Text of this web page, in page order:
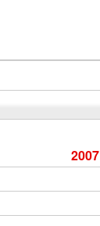
2007